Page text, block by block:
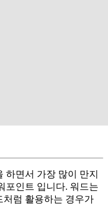
하면서 가장 많이 만지
포인트 입니다. 워드는
처럼 활용하는 경우가